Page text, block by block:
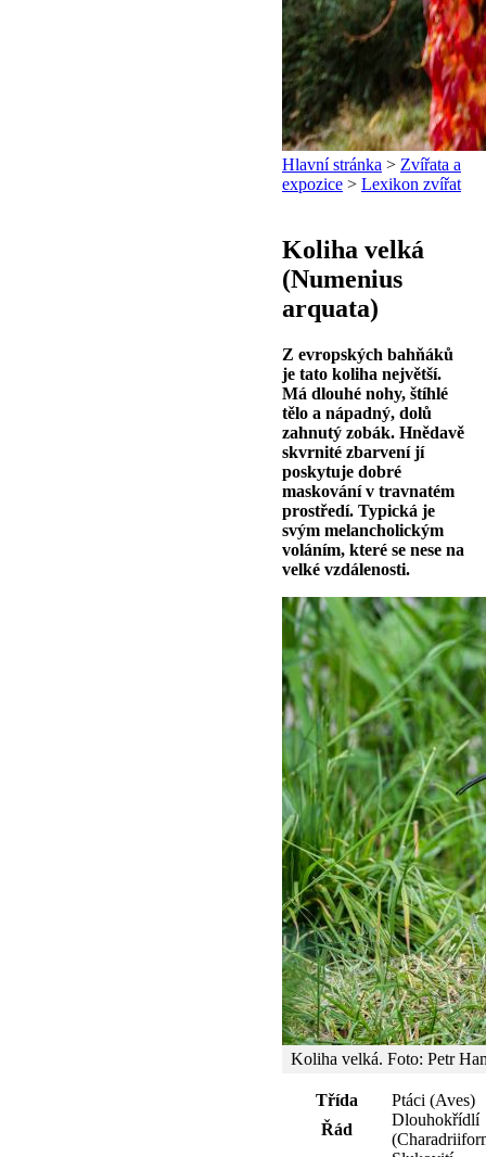
Hlavní stránka > Zvířata a
expozice > Lexikon zvířat
Koliha velká
(Numenius
arquata)
Z evropských bahňáků
je tato koliha největší.
Má dlouhé nohy, štíhlé
tělo a nápadný, dolů
zahnutý zobák. Hnědavě
skvrnité zbarvení jí
poskytuje dobré
maskování v travnatém
prostředí. Typická je
svým melancholickým
voláním, které se nese na
velké vzdálenosti.
Koliha velká. Foto: Petr
Třída
Ptáci (Aves)
Řád
Dlouhokřídlí